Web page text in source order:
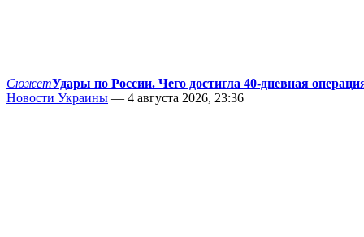
СюжетУдары по России. Чего достигла 40-дневная
Новости Украины — 4 августа 2026, 23:36